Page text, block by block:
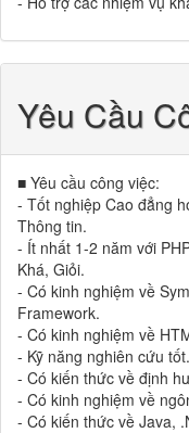
Yêu Cầu
■ Yêu cầu công việc:
- Tốt nghiệp Cao đẳng
Thông tin.
- Ít nhất 1-2 năm với
Khá, Giỏi.
- Có kinh nghiệm về
Framework.
- Có kinh nghiệm về
- Kỹ năng nghiên cứu tốt.
- Có kiến ​​thức về định
- Có kinh nghiệm về
- Có kiến ​​thức về Java,